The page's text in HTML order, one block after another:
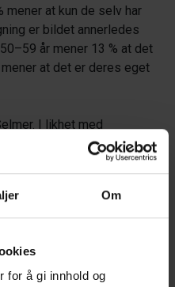
Om
for å gi innhold og
mener at kun de selv har
er bildet annerledes
år mener 13 % at det
at det er deres eget
I likhet med
er et felles
opptatt av nytenkning,
bistå klientene i et
livslang læring. Vi
70 % læring skjer i